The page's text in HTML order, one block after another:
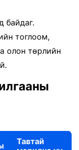
байдаг.
тоглоом,
олон төрлийн
Тавтай